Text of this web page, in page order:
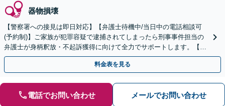
器物損壊
【警察署への接見は即日対応】【弁護士待機中/当日中の電話相談可
(予約制)】ご家族が犯罪容疑で逮捕されてしまったら刑事事件担当の
弁護士が身柄釈放・不起訴獲得に向けて全力でサポートします。【毎
月100名以上の相談実績】【千葉県対応】
料金表を見る
電話でお問い合わせ メールでお問い合わせ